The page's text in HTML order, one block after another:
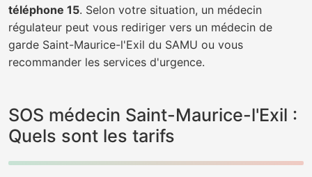
téléphone 15. Selon votre situation, un médecin
régulateur peut vous rediriger vers un médecin de
garde Saint-Maurice-l'Exil du SAMU ou vous
recommander les services d'urgence.
SOS médecin Saint-Maurice-l'Exil :
Quels sont les tarifs